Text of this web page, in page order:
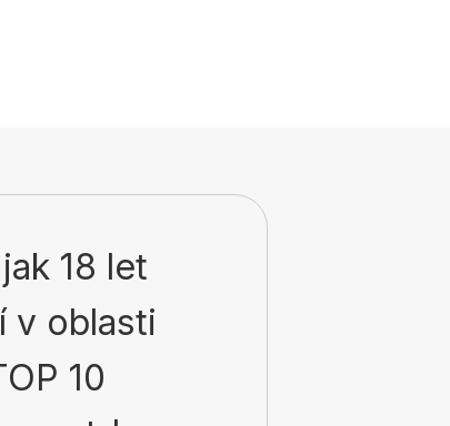
18 let
v oblasti
10